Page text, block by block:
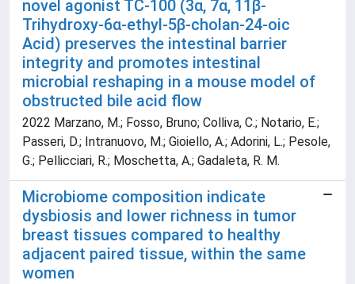
novel agonist TC-100 (3α, 7α, 11β-
Trihydroxy-6α-ethyl-5β-cholan-24-oic
Acid) preserves the intestinal barrier
integrity and promotes intestinal
microbial reshaping in a mouse model of
obstructed bile acid flow
2022 Marzano, M.; Fosso, Bruno; Colliva, C.; Notario, E.;
Passeri, D.; Intranuovo, M.; Gioiello, A.; Adorini, L.; Pesole,
G.; Pellicciari, R.; Moschetta, A.; Gadaleta, R. M.
Microbiome composition indicate
dysbiosis and lower richness in tumor
breast tissues compared to healthy
adjacent paired tissue, within the same
women